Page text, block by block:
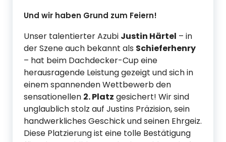
Und wir haben Grund zum Feiern!
Unser talentierter Azubi Justin Härtel – in
der Szene auch bekannt als Schieferhenry
– hat beim Dachdecker-Cup eine
herausragende Leistung gezeigt und sich in
einem spannenden Wettbewerb den
sensationellen 2. Platz gesichert! Wir sind
unglaublich stolz auf Justins Präzision, sein
handwerkliches Geschick und seinen Ehrgeiz.
Diese Platzierung ist eine tolle Bestätigung